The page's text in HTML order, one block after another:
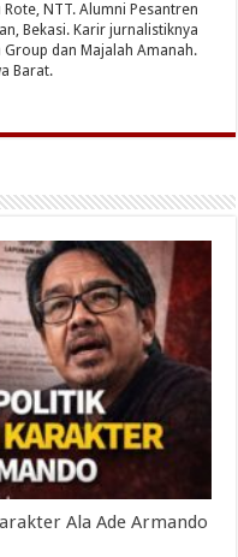
Rote, NTT. Alumni Pesantren
Bekasi. Karir jurnalistiknya
dan Majalah Amanah.
Barat.
Ala Ade Armando